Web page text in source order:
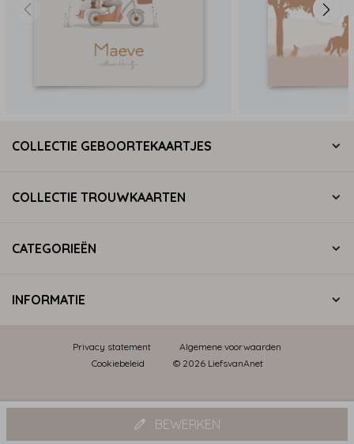
BEWERKEN
COLLECTIE GEBOORTEKAARTJES
COLLECTIE TROUWKAARTEN
CATEGORIEËN
INFORMATIE
Privacy statement
Algemene voorwaarden
Cookiebeleid
© 2026 LiefsvanAnet